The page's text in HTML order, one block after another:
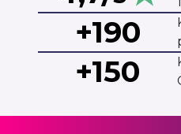
+190
+150